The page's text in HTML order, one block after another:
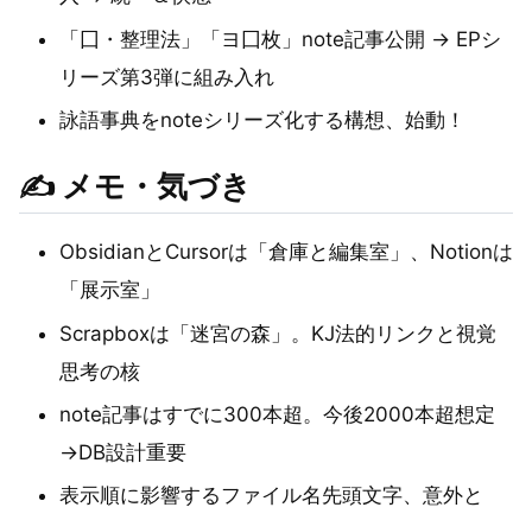
「囗・整理法」「ヨ囗枚」note記事公開 → EPシ
リーズ第3弾に組み入れ
詠語事典をnoteシリーズ化する構想、始動！
✍️ メモ・気づき
ObsidianとCursorは「倉庫と編集室」、Notionは
「展示室」
Scrapboxは「迷宮の森」。KJ法的リンクと視覚
思考の核
note記事はすでに300本超。今後2000本超想定
→DB設計重要
表示順に影響するファイル名先頭文字、意外と